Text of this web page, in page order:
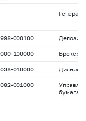
000100
100000
010000
001000